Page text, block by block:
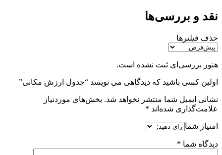
نقد و بررسی‌ها
حذف فیلترها
هنوز بررسی‌ای ثبت نشده است.
اولین کسی باشید که دیدگاهی می نویسد “جدول ارزش مکانی”
نشانی ایمیل شما منتشر نخواهد شد. بخش‌های موردنیاز
علامت‌گذاری شده‌اند *
امتیاز شما
دیدگاه شما *